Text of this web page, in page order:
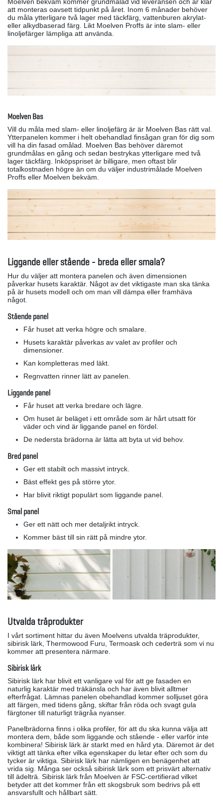
att monteras oavsett tidpunkt på året. Inom 6 månader behöver
du måla ytterligare två lager med täckfärg, vattenburen akrylat-
eller alkydbaserad färg. Likt Moelven Proffs är inte slam- eller
linoljefärger lämpliga att använda.
Moelven Bas
Vill du måla med slam- eller linoljefärg är är Moelven Bas rätt val.
Ytterpanelen kommer i helt obehandlad finsågan gran för dig som
vill ha din fasad omålad. Moelven Bas behöver däremot
grundmålas en gång och sedan bestrykas ytterligare med två
lager täckfärg. Inköpspriset är billigare, men oftast blir
totalkostnaden högre än om du väljer industrimålade Moelven
Proffs eller Moelven bekväm.
Liggande eller stående - breda eller smala?
Hur du väljer att montera panelen och även dimensionen
påverkar husets karaktär. Något av det viktigaste man ska tänka
på är husets modell och om man vill dämpa eller framhäva
något.
Stående panel
Får huset att verka högre och smalare.
Husets karaktär påverkas av valet av profiler och
dimensioner.
Kan kompletteras med läkt.
Regnvatten rinner lätt av panelen.
Liggande panel
Får huset att verka bredare och lägre.
Om huset är beläget i ett område som är hårt utsatt för
väder och vind är liggande panel en fördel.
De nedersta brädorna är lätta att byta ut vid behov.
Bred panel
Ger ett stabilt och massivt intryck.
Bäst effekt ges på större ytor.
Har blivit riktigt populärt som liggande panel.
Smal panel
Ger ett nätt och mer detaljrikt intryck.
Kommer bäst till sin rätt på mindre ytor.
Utvalda träprodukter
I vårt sortiment hittar du även Moelvens utvalda träprodukter,
sibirisk lärk, Thermowood Furu, Termoask och cederträ som vi nu
kommer att presentera närmare.
Sibirisk lärk
Sibirisk lärk har blivit ett vanligare val för att ge fasaden en
naturlig karaktär med träkänsla och har även blivit alltmer
efterfrågat. Lämnas panelen obehandlad kommer solljuset göra
att färgen, med tidens gång, skiftar från röda och svagt gula
färgtoner till naturligt trägråa nyanser.
Panelbrädorna finns i olika profiler, för att du ska kunna välja att
montera dem, både som liggande och stående - eller varför inte
kombinera! Sibirisk lärk är starkt med en hård yta. Däremot är det
viktigt att tänka efter vilka egenskaper du letar efter och som du
tycker är viktiga. Sibirisk lärk har nämligen en benägenhet att
vrida sig. Många ser också sibirisk lärk som ett prisvärt alternativ
till ädelträ. Sibirisk lärk från Moelven är FSC-certifierad vilket
betyder att det kommer från ett skogsbruk som bedrivs på ett
ansvarsfullt och hållbart sätt.